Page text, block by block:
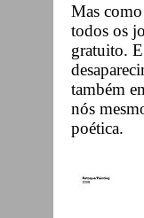
Mas
todos os
gratuito.
também
nós
poética.